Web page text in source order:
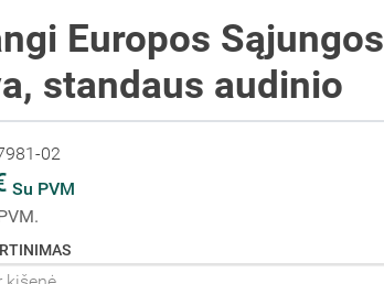
Europos Sąjungos
standaus audinio
02
Su PVM